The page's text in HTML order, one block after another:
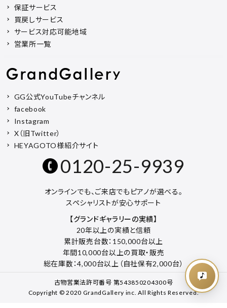
保証サービス
買戻しサービス
サービス対応可能地域
営業所一覧
GG公式YouTubeチャンネル
facebook
Instagram
X（旧Twitter）
HEYAGOTO様紹介サイト
0120-25-9939
オンラインでも、ご来店でもピアノが選べる。
スペシャリストが安心サポート
【グランドギャラリーの実績】
20年以上の実績と信頼
累計販売台数：150,000台以上
年間10,000台以上の買取・販売
総在庫数：4,000台以上（自社保有2,000台）
古物営業法許可番号 第543850204300号
Copyright © 2020 GrandGallery inc. All Rights Reserved.